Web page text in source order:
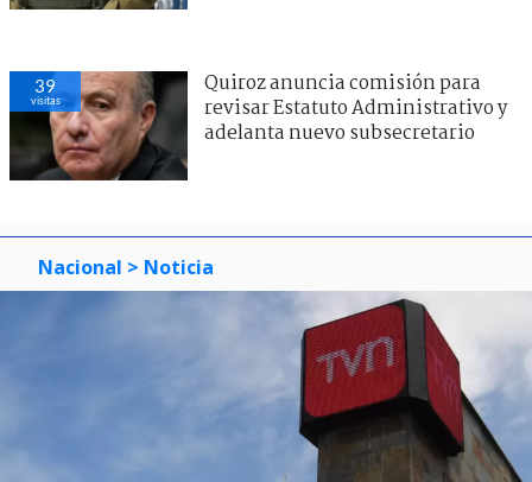
39
visitas
Quiroz anuncia comisión para
revisar Estatuto Administrativo y
adelanta nuevo subsecretario
Nacional > Noticia